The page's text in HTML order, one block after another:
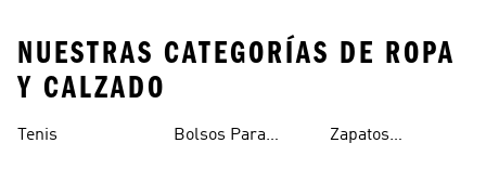
NUESTRAS CATEGORÍAS DE ROPA
Y CALZADO
Tenis
Bolsos Para
Zapatos